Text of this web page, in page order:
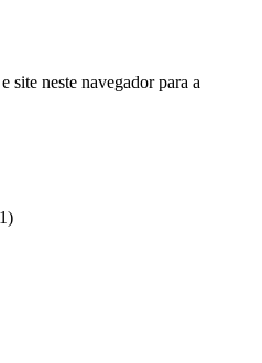
site neste navegador para a